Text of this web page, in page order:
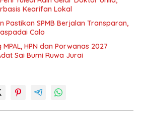
Kearifan Lokal
Pastikan SPMB Berjalan Transparan,
Calo
HPN dan Porwanas 2027
Sai Bumi Ruwa Jurai